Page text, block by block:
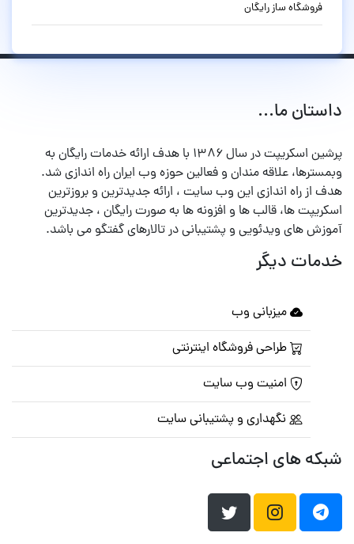
فروشگاه ساز رایگان
داستان ما...
پرشین اسکریپت در سال ۱۳۸۶ با هدف ارائه خدمات رایگان به
وبمسترها، علاقه مندان و فعالین حوزه وب ایران راه اندازی شد.
هدف از راه اندازی این وب سایت ، ارائه جدیدترین و بروزترین
اسکریپت ها، قالب ها و افزونه ها به صورت رایگان ، جدیدترین
آموزش های ویدئویی و پشتیبانی در تالارهای گفتگو می باشد.
خدمات دیگر
میزبانی وب
طراحی فروشگاه اینترنتی
امنیت وب سایت
نگهداری و پشتیبانی سایت
شبکه های اجتماعی